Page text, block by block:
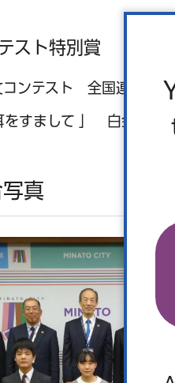
スト特別賞
ンテスト 全国連合小学
すまして 」 白金小学
真